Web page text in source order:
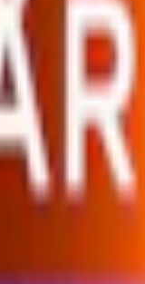
den har en ljus och
per prilla och 1.3%
med bergamott